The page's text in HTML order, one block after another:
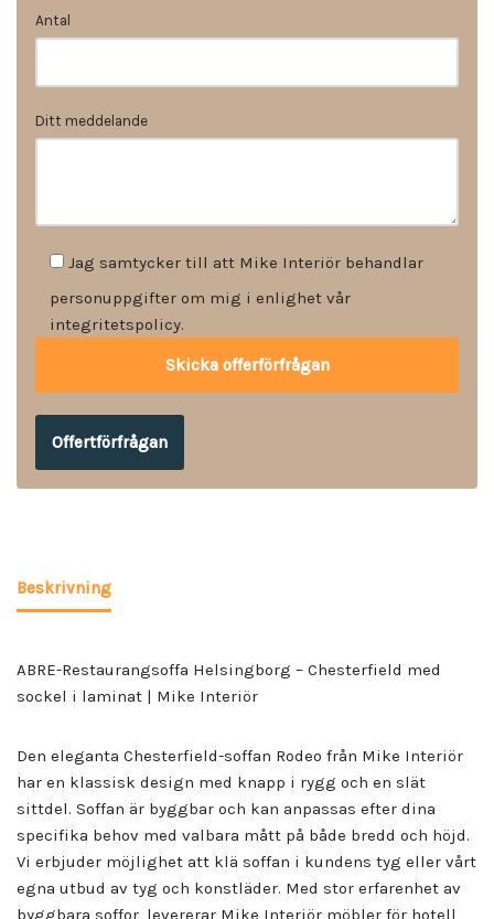
Antal
Ditt meddelande
Jag samtycker till att Mike Interiör behandlar
personuppgifter om mig i enlighet vår
integritetspolicy.
Offertförfrågan
Beskrivning
ABRE-Restaurangsoffa Helsingborg – Chesterfield med
sockel i laminat | Mike Interiör
Den eleganta Chesterfield-soffan Rodeo från Mike Interiör
har en klassisk design med knapp i rygg och en slät
sittdel. Soffan är byggbar och kan anpassas efter dina
specifika behov med valbara mått på både bredd och höjd.
Vi erbjuder möjlighet att klä soffan i kundens tyg eller vårt
egna utbud av tyg och konstläder. Med stor erfarenhet av
byggbara soffor, levererar Mike Interiör möbler för hotell,